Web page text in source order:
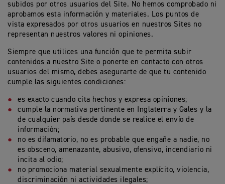
subidos por otros usuarios del Site. No hemos comprobado ni
aprobamos esta información y materiales. Los puntos de
vista expresados por otros usuarios en nuestros Sites no
representan nuestros valores ni opiniones.
Siempre que utilices una función que te permita subir
contenidos a nuestro Site o ponerte en contacto con otros
usuarios del mismo, debes asegurarte de que tu contenido
cumple las siguientes condiciones:
es exacto cuando cita hechos y expresa opiniones;
cumple la normativa pertinente en Inglaterra y Gales y la
de cualquier país desde donde se realice el envío de
información;
no es difamatorio, no es probable que engañe a nadie, no
es obsceno, amenazante, abusivo, ofensivo, incendiario ni
incita al odio;
no promociona material sexualmente explícito, violencia,
discriminación ni actividades ilegales;